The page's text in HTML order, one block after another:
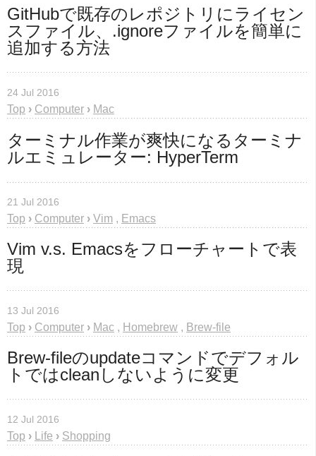
GitHubで既存のレポジトリにライセン
スファイル、.ignoreファイルを簡単に
追加する方法
24 Jul 2016
Top › Computer › Mac
ターミナル作業が爽快になるターミナ
ルエミュレーター: HyperTerm
21 Jul 2016
Top › Computer › Vim , Emacs
Vim v.s. Emacsをフローチャートで表
現
13 Jul 2016
Top › Computer › Mac , Homebrew , Brew-file
Brew-fileのupdateコマンドでデフォル
トではcleanしないように変更
12 Jul 2016
Top › Life › Shopping